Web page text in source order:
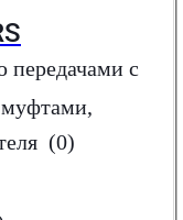
передачами с
(0)